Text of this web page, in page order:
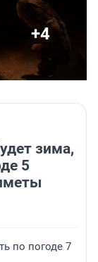
+4
зима,
5
по погоде 7